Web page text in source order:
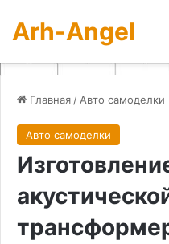
Arh-Angel
Главная / Авто самоделки
Авто самоделки